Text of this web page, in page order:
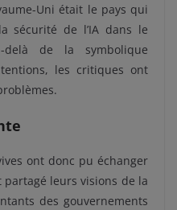
Uni était le pays qui
sécurité de l’IA dans le
delà de la symbolique
les critiques ont
ont donc pu échanger
leurs visions de la
des gouvernements